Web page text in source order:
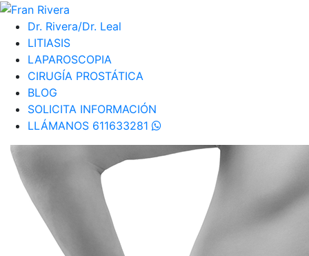
Dr. Rivera/Dr. Leal
LITIASIS
LAPAROSCOPIA
CIRUGÍA PROSTÁTICA
BLOG
SOLICITA INFORMACIÓN
LLÁMANOS 611633281